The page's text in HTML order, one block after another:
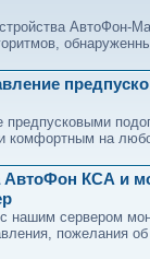
АвтоФон-
комфортным на
АвтоФон КСА и
нашим сервером
пожелания